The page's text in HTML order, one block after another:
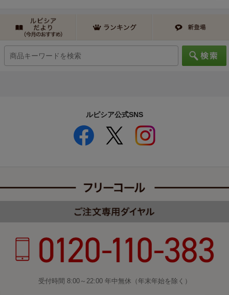
ルピシア公式SNS
受付時間 8:00～22:00 年中無休（年末年始を除く）